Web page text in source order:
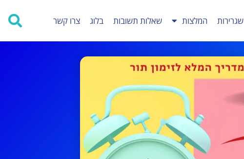
שגרירות המלצות שאלות תשובות בלוג צרו קשר